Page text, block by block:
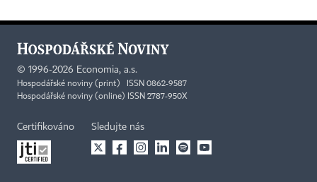
© 1996-2026 Economia, a.s.
Hospodářské noviny (print) ISSN 0862-9587
Hospodářské noviny (online) ISSN 2787-950X
Certifikováno Sledujte nás